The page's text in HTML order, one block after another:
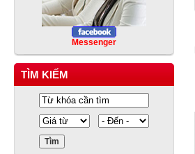
Messenger
TÌM KIẾM